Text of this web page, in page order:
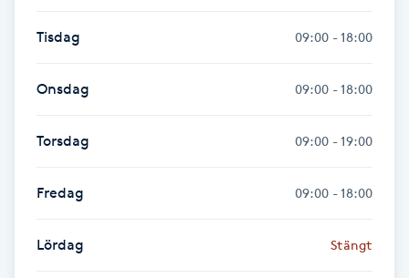
Healing
Herrklippning
HIFU
Hollywood Peel
Hot Stone Massage
Hot yoga
Tisdag 09:00 - 18:00
Onsdag 09:00 - 18:00
Torsdag 09:00 - 19:00
Fredag 09:00 - 18:00
Lördag Stängt